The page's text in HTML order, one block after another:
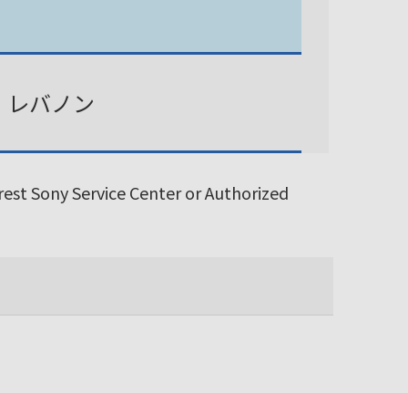
バノン
Sony Service Center or Authorized